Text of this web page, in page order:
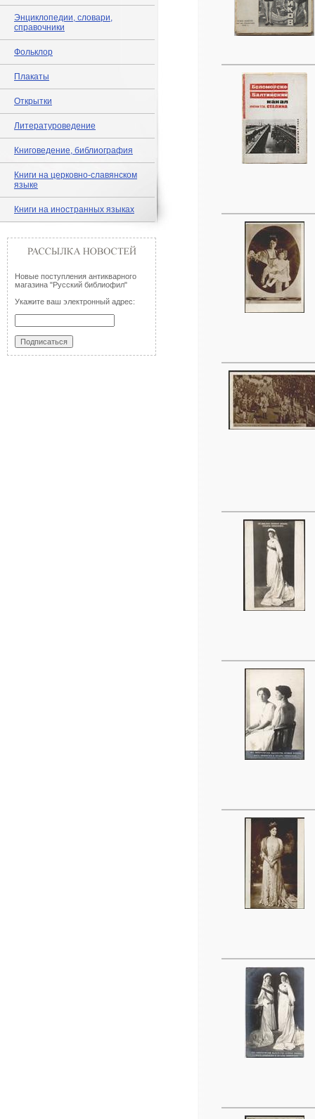
Энциклопедии, словари,
справочники
Фольклор
Плакаты
Открытки
Литературоведение
Книговедение, библиография
Книги на церковно-славянском
языке
Книги на иностранных языках
Новые поступления антикварного
магазина "Русский библиофил"
Укажите ваш электронный адрес: